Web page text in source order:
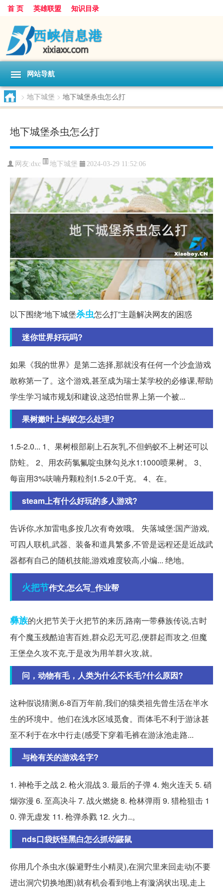
首 页 英雄联盟 知识目录
网站导航
> 地下城堡 > 地下城堡杀虫怎么打
地下城堡杀虫怎么打
网友:dxc 地下城堡 2024-03-29 11:52:06
以下围绕“地下城堡杀虫怎么打”主题解决网友的困惑
迷你世界好玩吗?
如果《我的世界》是第二选择,那就没有任何一个沙盒游戏
敢称第一了。这个游戏,甚至成为瑞士某学校的必修课,帮助
学生学习城市规划和建设,这恐怕世界上第一个被...
果树嫩叶上蚂蚁怎么处理?
1.5-2.0... 1、果树根部刷上石灰乳,不但蚂蚁不上树还可以
防蛀。 2、用农药氯氟啶虫脒勾兑水1:1000喷果树。 3、
每亩用3%呋喃丹颗粒剂1.5-2.0千克。‍ 4、在。
steam上有什么好玩的多人游戏?
告诉你,水加雷电多按几次有奇效哦。 失落城堡:国产游戏,
可四人联机,武器、装备和道具繁多,不管是远程还是近战武
器都有自己的随机技能,游戏难度较高,小编... 绝地。
火把节作文,怎么写_作业帮
彝族的火把节关于火把节的来历,路南一带彝族传说,古时
有个魔玉残酷迫害百姓,群众忍无可忍,便群起而攻之.但魔
王堡垒久攻不克,于是改为用羊群火攻,就。
问，动物有毛，人类为什么不长毛?什么原因?
这种假说猜测,6-8百万年前,我们的猿类祖先曾生活在半水
生的环境中。他们在浅水区域觅食。而体毛不利于游泳甚
至不利于在水中行走(感受下穿着毛裤在游泳池走路...
与枪有关的游戏名字?
1. 神枪手之战 2. 枪火混战 3. 最后的子弹 4. 炮火连天 5. 硝
烟弥漫 6. 至高决斗 7. 战火燃烧 8. 枪林弹雨 9. 猎枪狙击 1
0. 弹无虚发 11. 枪弹杀戮 12. 火力..。
nds口袋妖怪黑白怎么抓幼鼹鼠
你用几个杀虫水(躲避野生小精灵),在洞穴里来回走动(不要
进出洞穴切换地图)就有机会看到地上有漩涡状出现,走上